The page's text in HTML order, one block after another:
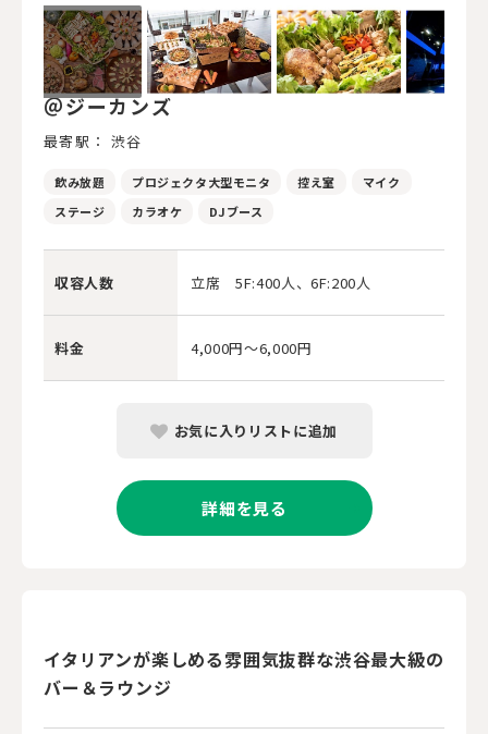
＠ジーカンズ
最寄駅： 渋谷
飲み放題 プロジェクタ大型モニタ 控え室
マイク
ステージ
カラオケ DJブース
収容人数 立席 5F:400人、6F:200人
料金 4,000円～6,000円
お気に入りリストに追加
詳細を見る
イタリアンが楽しめる雰囲気抜群な渋谷最大級の
バー＆ラウンジ